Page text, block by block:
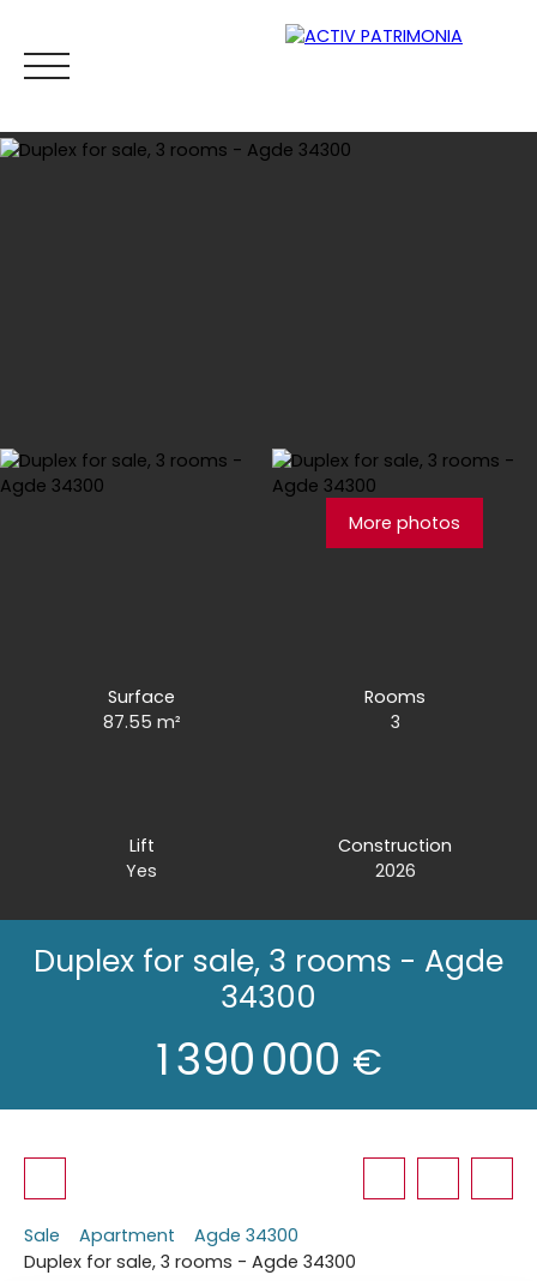
More photos
Surface
87.55 m²
Rooms
3
Lift
Yes
Construction
2026
Duplex for sale, 3 rooms - Agde
34300
1 390 000 €
Sale Apartment
Agde 34300
Duplex for sale, 3 rooms - Agde 34300